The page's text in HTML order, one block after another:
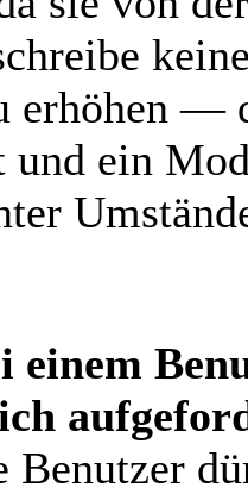
erhöhen —
und ein
einem
Benutzer